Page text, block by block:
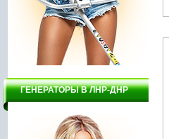
ГЕНЕРАТОРЫ В ЛНР-ДНР